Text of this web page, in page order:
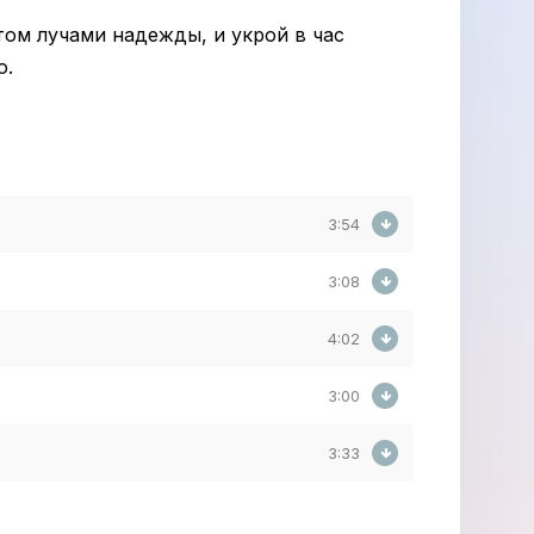
лучами надежды, и укрой в час
3:54
3:08
4:02
3:00
3:33